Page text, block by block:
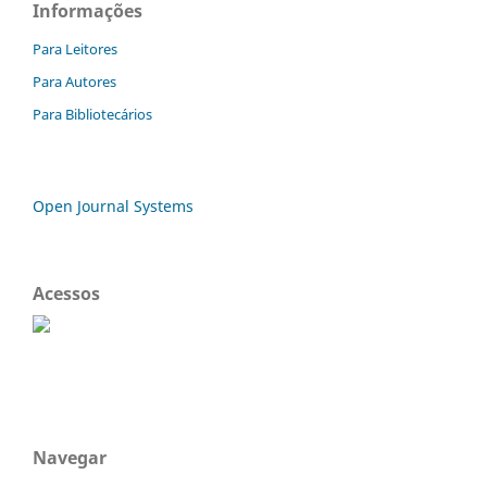
Informações
Para Leitores
Para Autores
Para Bibliotecários
Open Journal Systems
Acessos
Navegar